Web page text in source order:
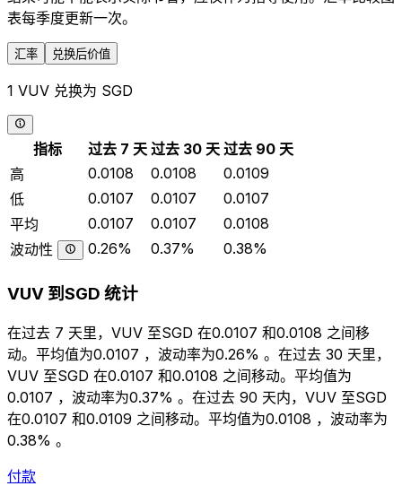
表每季度更新一次。
汇率 兑换后价值
1 VUV 兑换为 SGD
指标 过去 7 天 过去 30 天 过去 90 天
高
0.0108 0.0108
0.0109
低
0.0107 0.0107
0.0107
平均
0.0107 0.0107
0.0108
波动性
0.26% 0.37% 0.38%
VUV 到SGD 统计
在过去 7 天里，VUV 至SGD 在0.0107 和0.0108 之间移
动。平均值为0.0107 ，波动率为0.26% 。在过去 30 天里，
VUV 至SGD 在0.0107 和0.0108 之间移动。平均值为
0.0107 ，波动率为0.37% 。在过去 90 天内，VUV 至SGD
在0.0107 和0.0109 之间移动。平均值为0.0108 ，波动率为
0.38% 。
付款